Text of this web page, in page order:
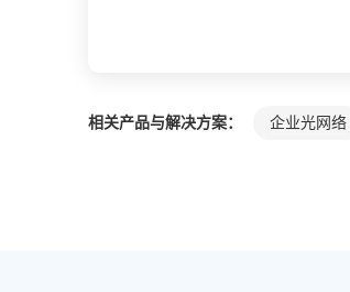
相关产品与解决方案： 企业光网络